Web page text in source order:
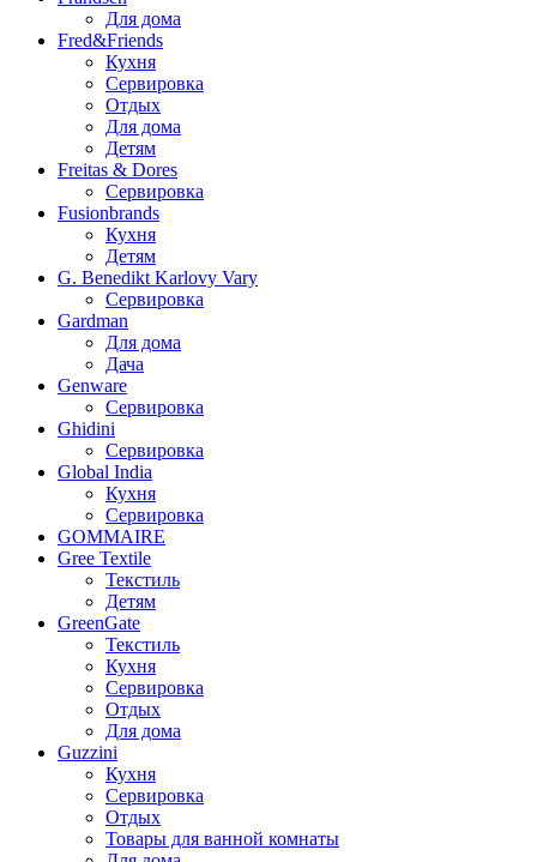
Для дома
Fred&Friends
Кухня
Сервировка
Отдых
Для дома
Детям
Freitas & Dores
Сервировка
Fusionbrands
Кухня
Детям
G. Benedikt Karlovy Vary
Сервировка
Gardman
Для дома
Дача
Genware
Сервировка
Ghidini
Сервировка
Global India
Кухня
Сервировка
GOMMAIRE
Gree Textile
Текстиль
Детям
GreenGate
Текстиль
Кухня
Сервировка
Отдых
Для дома
Guzzini
Кухня
Сервировка
Отдых
Товары для ванной комнаты